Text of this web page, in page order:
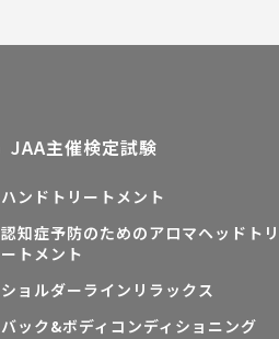
JAA主催検定試験
ハンドトリートメント
認知症予防のためのアロマヘッドトリ
ートメント
ショルダーラインリラックス
バック&ボディコンディショニング